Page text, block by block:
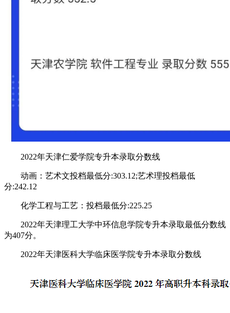
2022年天津仁爱学院专升本录取分数线
动画：艺术文投档最低分:303.12;艺术理投档最低
分:242.12
化学工程与工艺：投档最低分:225.25
2022年天津理工大学中环信息学院专升本录取最低分数线
为407分。
2022年天津医科大学临床医学院专升本录取分数线